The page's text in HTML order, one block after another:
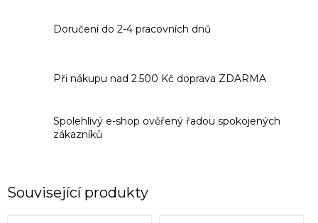
Doručení do 2-4 pracovních dnů
Při nákupu nad 2.500 Kč doprava ZDARMA
Spolehlivý e-shop ověřený řadou spokojených
zákazníků
Související produkty